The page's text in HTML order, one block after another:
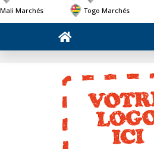
Mali Marchés
Togo Marchés